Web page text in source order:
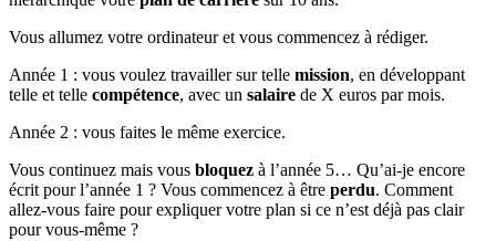
Vous allumez votre ordinateur et vous commencez à rédiger.
Année 1 : vous voulez travailler sur telle mission, en développant
telle et telle compétence, avec un salaire de X euros par mois.
Année 2 : vous faites le même exercice.
Vous continuez mais vous bloquez à l’année 5… Qu’ai-je encore
écrit pour l’année 1 ? Vous commencez à être perdu. Comment
allez-vous faire pour expliquer votre plan si ce n’est déjà pas clair
pour vous-même ?